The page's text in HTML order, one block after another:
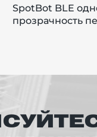
SpotBot BLE
прозрачность